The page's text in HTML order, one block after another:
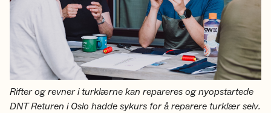
Rifter og revner i turklærne kan repareres og nyopstartede
DNT Returen i Oslo hadde sykurs for å reparere turklær selv.